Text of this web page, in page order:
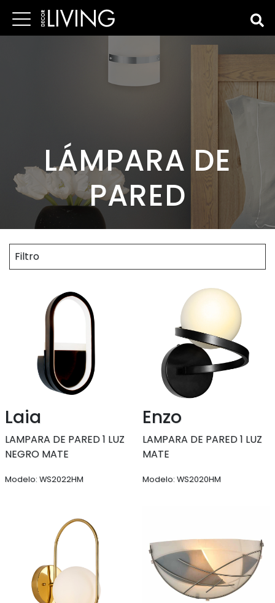
LÁMPARA DE
PARED
Filtro
Laia
LAMPARA DE PARED 1 LUZ
NEGRO MATE
Modelo: WS2022HM
Enzo
LAMPARA DE PARED 1 LUZ
MATE
Modelo: WS2020HM